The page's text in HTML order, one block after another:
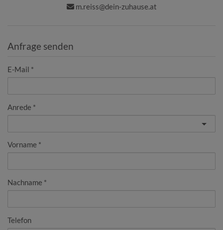
m.reiss@dein-zuhause.at
Anfrage senden
E-Mail
Anrede
Vorname
Nachname
Telefon